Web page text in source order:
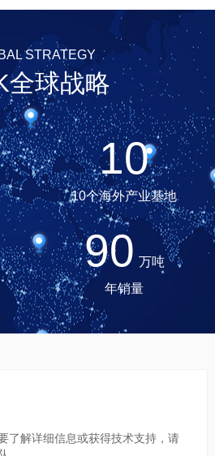
STRATEGY
全球战略
10
10个海外产业基地
90 万吨
年销量
了解详细信息或获得技术支持，请